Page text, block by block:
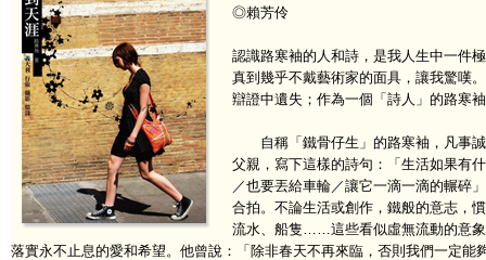
◎賴芳伶
認識路寒袖的人和詩，是我人生中一件
真到幾乎不戴藝術家的面具，讓我驚嘆
辯證中遺失；作為一個「詩人」的路寒
自稱「鐵骨仔生」的路寒袖，凡事誠
父親，寫下這樣的詩句：「生活如果有
／也要丟給車輪／讓它一滴一滴的輾碎
合拍。不論生活或創作，鐵般的意志，
流水、船隻……這些看似虛無流動的意
落實永不止息的愛和希望。他曾說：「除非春天不再來臨，否則我們一定能